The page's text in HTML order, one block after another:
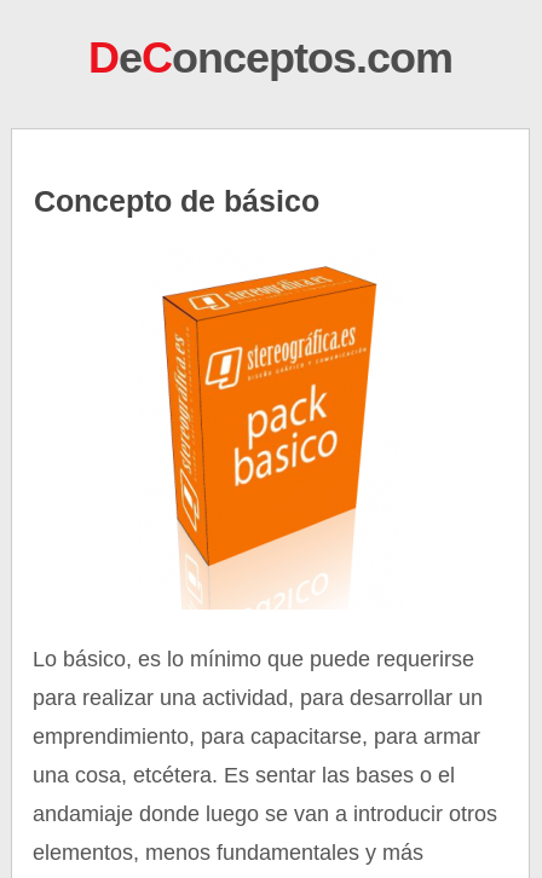
DeConceptos.com
Concepto de básico
Lo básico, es lo mínimo que puede requerirse
para realizar una actividad, para desarrollar un
emprendimiento, para capacitarse, para armar
una cosa, etcétera. Es sentar las bases o el
andamiaje donde luego se van a introducir otros
elementos, menos fundamentales y más